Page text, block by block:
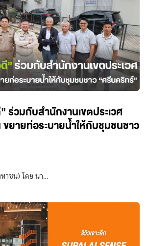
ร่วมกับสำนักงานเขตประเวศ
ยายท่อระบายน้ำให้กับชุมชนชาว
าชน) โดย นา…